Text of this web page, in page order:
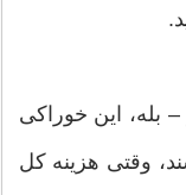
بله، این خوراکی
وقتی هزینه کل